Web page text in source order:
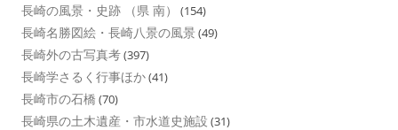
長崎の風景・史跡 （県 南） (154)
長崎名勝図絵・長崎八景の風景 (49)
長崎外の古写真考(397)
長崎学さるく行事ほか(41)
長崎市の石橋 (70)
長崎県の土木遺産・市水道史施設 (31)